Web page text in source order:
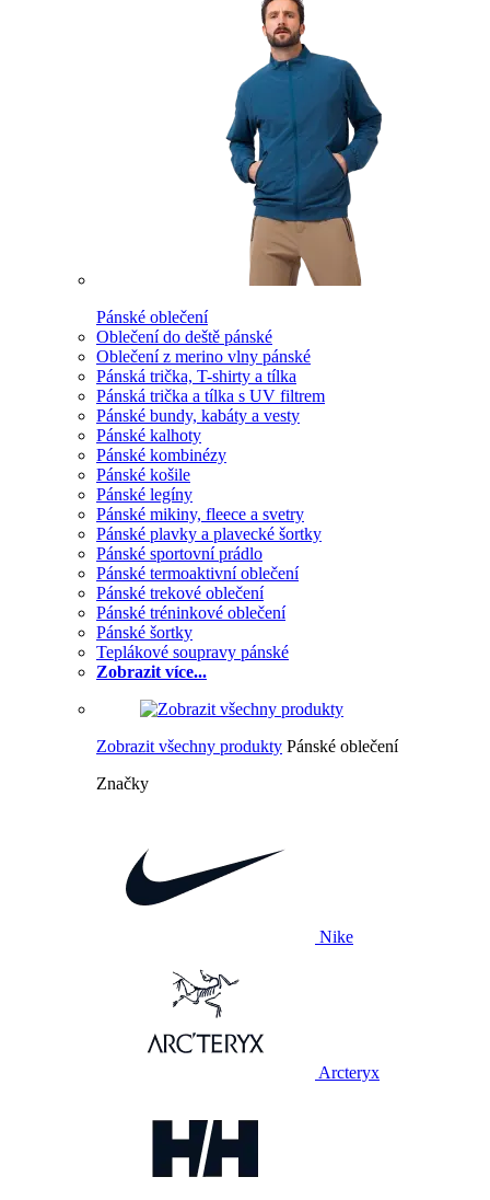
Pánské oblečení
Oblečení do deště pánské
Oblečení z merino vlny pánské
Pánská trička, T-shirty a tílka
Pánská trička a tílka s UV filtrem
Pánské bundy, kabáty a vesty
Pánské kalhoty
Pánské kombinézy
Pánské košile
Pánské legíny
Pánské mikiny, fleece a svetry
Pánské plavky a plavecké šortky
Pánské sportovní prádlo
Pánské termoaktivní oblečení
Pánské trekové oblečení
Pánské tréninkové oblečení
Pánské šortky
Teplákové soupravy pánské
Zobrazit více...
Zobrazit všechny produkty Pánské oblečení
Značky
Nike
Arcteryx